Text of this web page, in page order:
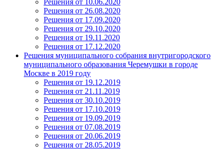
Решения от 10.06.2020
Решения от 26.08.2020
Решения от 17.09.2020
Решения от 29.10.2020
Решения от 19.11.2020
Решения от 17.12.2020
Решения муниципального собрания внутригородского
муниципального образования Черемушки в городе
Москве в 2019 году
Решения от 19.12.2019
Решения от 21.11.2019
Решения от 30.10.2019
Решения от 17.10.2019
Решения от 19.09.2019
Решения от 07.08.2019
Решения от 20.06.2019
Решения от 28.05.2019